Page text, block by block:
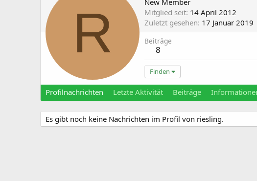
R
New Member
Mitglied seit 14 April 2012
Zuletzt gesehen 17 Januar 2019
Beiträge
8
Finden
Profilnachrichten Letzte Aktivität Beiträge
Es gibt noch keine Nachrichten im Profil von riesling.